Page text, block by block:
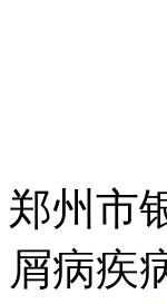
郑州市
屑病疾